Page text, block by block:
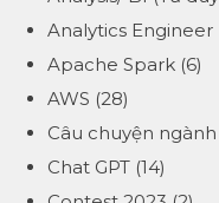
Analytics Engineer
Apache Spark (6)
AWS (28)
Câu chuyện
Chat GPT (14)